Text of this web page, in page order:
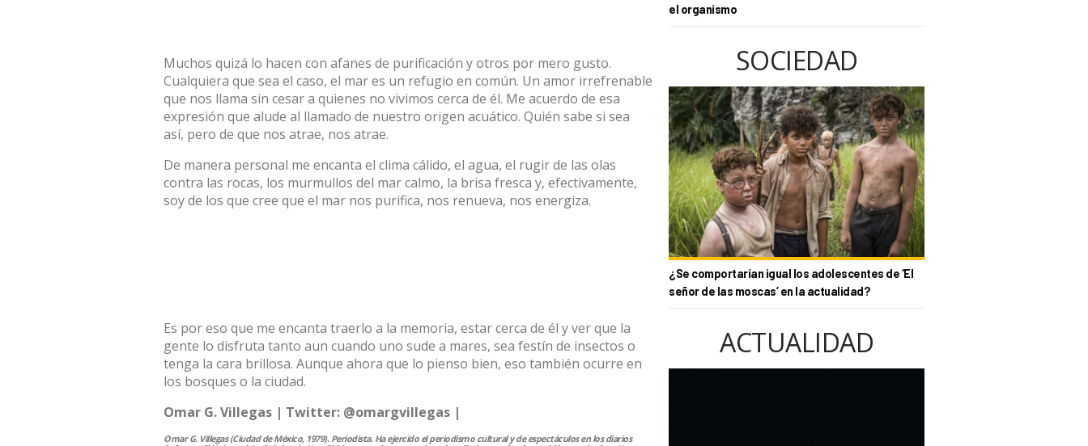
Muchos quizá lo hacen con afanes de purificación y otros por mero gusto.
Cualquiera que sea el caso, el mar es un refugio en común. Un amor irrefrenable
que nos llama sin cesar a quienes no vivimos cerca de él. Me acuerdo de esa
expresión que alude al llamado de nuestro origen acuático. Quién sabe si sea
así, pero de que nos atrae, nos atrae.
De manera personal me encanta el clima cálido, el agua, el rugir de las olas
contra las rocas, los murmullos del mar calmo, la brisa fresca y, efectivamente,
soy de los que cree que el mar nos purifica, nos renueva, nos energiza.
Es por eso que me encanta traerlo a la memoria, estar cerca de él y ver que la
gente lo disfruta tanto aun cuando uno sude a mares, sea festín de insectos o
tenga la cara brillosa. Aunque ahora que lo pienso bien, eso también ocurre en
los bosques o la ciudad.
Omar G. Villegas | Twitter: @omargvillegas |
Omar G. Villegas (Ciudad de México, 1979). Periodista. Ha ejercido el periodismo cultural y de espectáculos en los diarios
el organismo
SOCIEDAD
¿Se comportarían igual los adolescentes de ‘El
señor de las moscas’ en la actualidad?
ACTUALIDAD